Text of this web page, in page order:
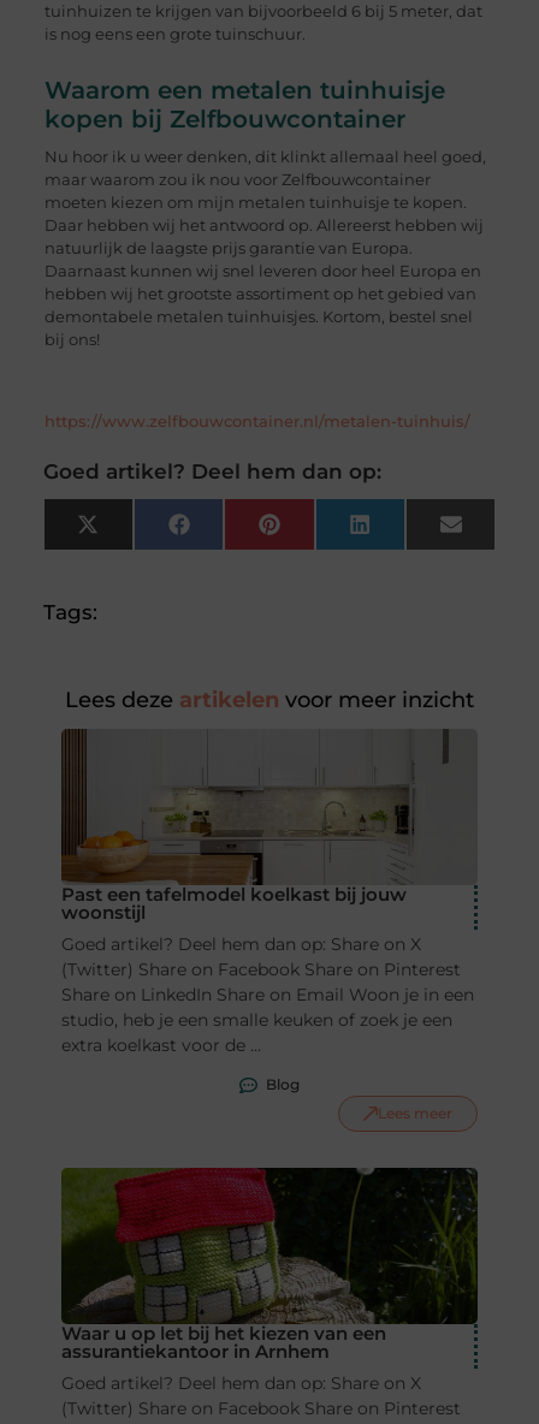
tuinhuizen te krijgen van bijvoorbeeld 6 bij 5 meter, dat
is nog eens een grote tuinschuur.
Waarom een metalen tuinhuisje
kopen bij Zelfbouwcontainer
Nu hoor ik u weer denken, dit klinkt allemaal heel goed,
maar waarom zou ik nou voor Zelfbouwcontainer
moeten kiezen om mijn metalen tuinhuisje te kopen.
Daar hebben wij het antwoord op. Allereerst hebben wij
natuurlijk de laagste prijs garantie van Europa.
Daarnaast kunnen wij snel leveren door heel Europa en
hebben wij het grootste assortiment op het gebied van
demontabele metalen tuinhuisjes. Kortom, bestel snel
bij ons!
https://www.zelfbouwcontainer.nl/metalen-tuinhuis/
Goed artikel? Deel hem dan op:
X
(Twitter)
FacebookPinterest LinkedIn Email
Tags:
Lees deze artikelen voor meer inzicht
Past een tafelmodel koelkast bij jouw
woonstijl
Goed artikel? Deel hem dan op: Share on X
(Twitter) Share on Facebook Share on Pinterest
Share on LinkedIn Share on Email Woon je in een
studio, heb je een smalle keuken of zoek je een
extra koelkast voor de ...
Blog
Lees meer
Waar u op let bij het kiezen van een
assurantiekantoor in Arnhem
Goed artikel? Deel hem dan op: Share on X
(Twitter) Share on Facebook Share on Pinterest